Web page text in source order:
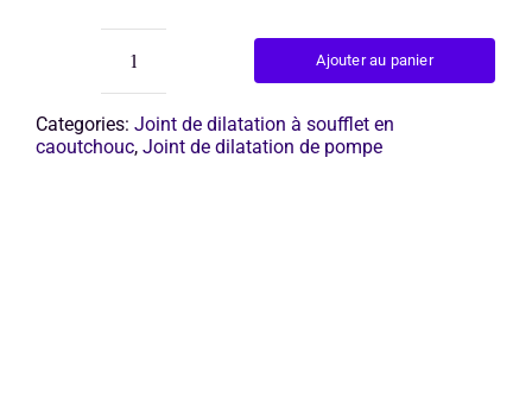
quantité
de
joint
flexible
Ajouter au panier
Categories: Joint de dilatation à soufflet en
caoutchouc, Joint de dilatation de pompe